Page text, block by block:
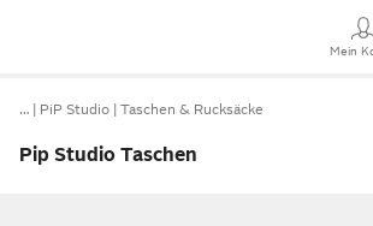
Mein
… PiP Studio Taschen & Rucksäcke
Pip Studio Taschen